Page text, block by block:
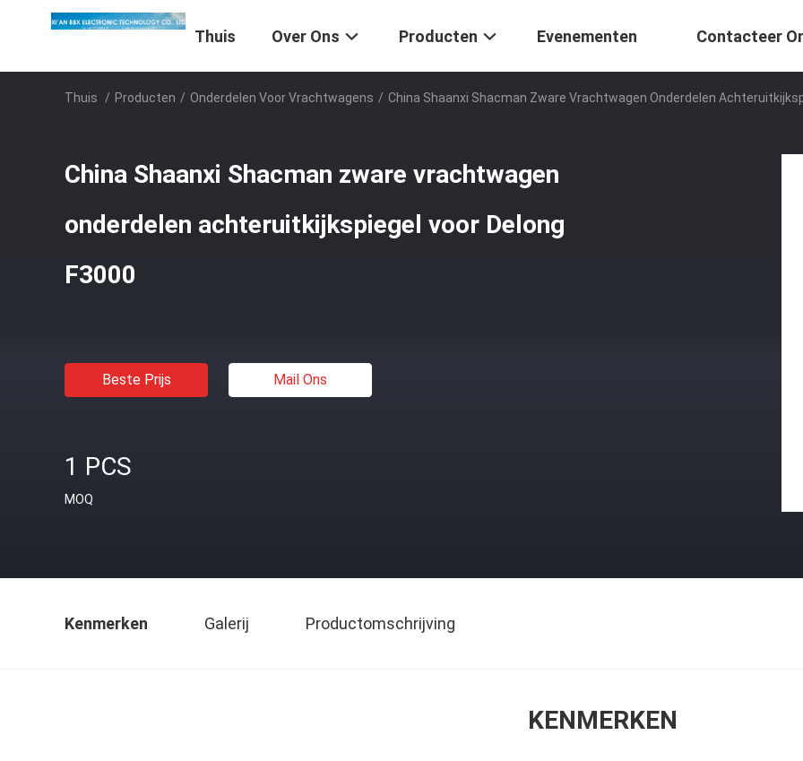
Thuis Over Ons Producten Evenementen Contacteer
Thuis / Producten / Onderdelen Voor Vrachtwagens / China Shaanxi Shacman Zware Vrachtwagen Onderdelen
China Shaanxi Shacman zware vrachtwagen
onderdelen achteruitkijkspiegel voor Delong
F3000
Beste Prijs Mail Ons
1 PCS
MOQ
Kenmerken Galerij Productomschrijving
KENMERKEN